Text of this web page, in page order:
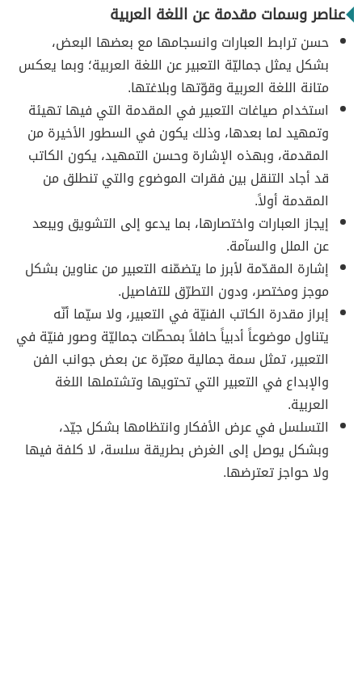
عناصر وسمات مقدمة عن اللغة العربية
حسن ترابط العبارات وانسجامها مع بعضها البعض،
بشكل يمثل جماليّة التعبير عن اللغة العربية؛ وبما يعكس
متانة اللغة العربية وقوّتها وبلاغتها.
استخدام صياغات التعبير في المقدمة التي فيها تهيئة
وتمهيد لما بعدها، وذلك يكون في السطور الأخيرة من
المقدمة، وبهذه الإشارة وحسن التمهيد، يكون الكاتب
قد أجاد التنقل بين فقرات الموضوع والتي تنطلق من
المقدمة أولاً.
إيجاز العبارات واختصارها، بما يدعو إلى التشويق ويبعد
عن الملل والسآمة.
إشارة المقدّمة لأبرز ما يتضمّنه التعبير من عناوين بشكل
موجز ومختصر، ودون التطرّق للتفاصيل.
إبراز مقدرة الكاتب الفنيّة في التعبير، ولا سيّما أنّه
يتناول موضوعاً أدبياً حافلاً بمحطّات جماليّة وصور فنيّة في
التعبير، تمثل سمة جمالية معبّرة عن بعض جوانب الفن
والإبداع في التعبير التي تحتويها وتشتملها اللغة
العربية.
التسلسل في عرض الأفكار وانتظامها بشكل جيّد،
وبشكل يوصل إلى الغرض بطريقة سلسة، لا كلفة فيها
ولا حواجز تعترضها.